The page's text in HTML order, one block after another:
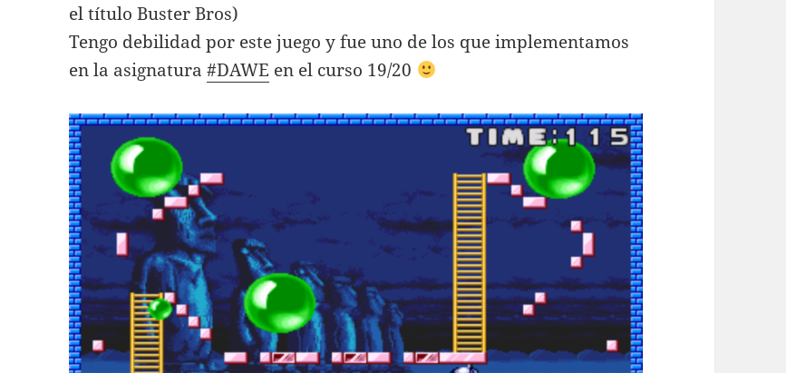
el título Buster Bros)
Tengo debilidad por este juego y fue uno de los que implementamos
en la asignatura#DAWE en el curso 19/20